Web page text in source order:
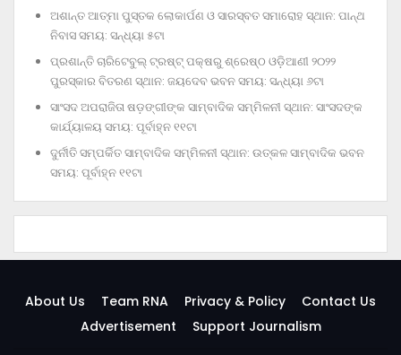
ଅଶାନ୍ତ ଆତ୍ମା ପୁସ୍ତକ ଲୋକାର୍ପଣ ଓ ସାରସ୍ବତ ସମାରୋହ ସ୍ଥାନ: ପାନ୍ଥ
ନିବାସ ସମୟ: ସନ୍ଧ୍ୟା ୫ଟା
ପ୍ରଶାନ୍ତି ଚାରିଟେବୁଲ୍‌ ଟ୍ରଷ୍ଟ୍‌ ପକ୍ଷରୁ ଶ୍ରେଷ୍ଠ ଓଡ଼ିଆଣୀ ୨୦୨୨
ପୁରସ୍କାର ବିତରଣ ସ୍ଥାନ: ଜୟଦେବ ଭବନ ସମୟ: ସନ୍ଧ୍ୟା ୬ଟା
ସାଂସଦ ଅପରାଜିତା ଷଡ଼ଙ୍ଗୀଙ୍କ ସାମ୍ବାଦିକ ସମ୍ମିଳନୀ ସ୍ଥାନ: ସାଂସଦଙ୍କ
କାର୍ଯ୍ୟାଳୟ ସମୟ: ପୂର୍ବାହ୍ନ ୧୧ଟା
ଦୁର୍ନୀତି ସମ୍ପର୍କିତ ସାମ୍ବାଦିକ ସମ୍ମିଳନୀ ସ୍ଥାନ: ଉତ୍କଳ ସାମ୍ବାଦିକ ଭବନ
ସମୟ: ପୂର୍ବାହ୍ନ ୧୧ଟା
About Us Team RNA Privacy & Policy
Contact Us
Advertisement
Support Journalism